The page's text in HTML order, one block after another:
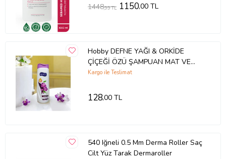
1448,99 TL 1150,00 TL
Hobby DEFNE YAĞI & ORKİDE
ÇİÇEĞİ ÖZÜ ŞAMPUAN MAT VE
CANSIZ SAÇALR İÇİN
Kargo ile Teslimat
128,00 TL
540 Iğneli 0.5 Mm Derma Roller Saç
Cilt Yüz Tarak Dermaroller